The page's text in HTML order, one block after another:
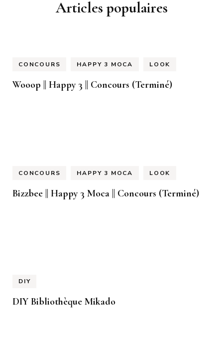
Articles populaires
CONCOURS HAPPY 3 MOCA LOOK
Wooop || Happy 3 || Concours (Terminé)
CONCOURS HAPPY 3 MOCA LOOK
Bizzbee || Happy 3 Moca || Concours (Terminé)
DIY
DIY Bibliothèque Mikado